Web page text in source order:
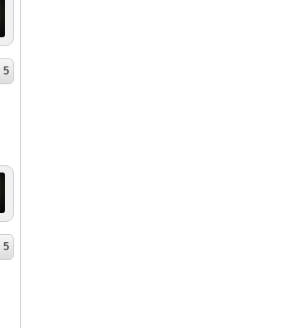
5
5